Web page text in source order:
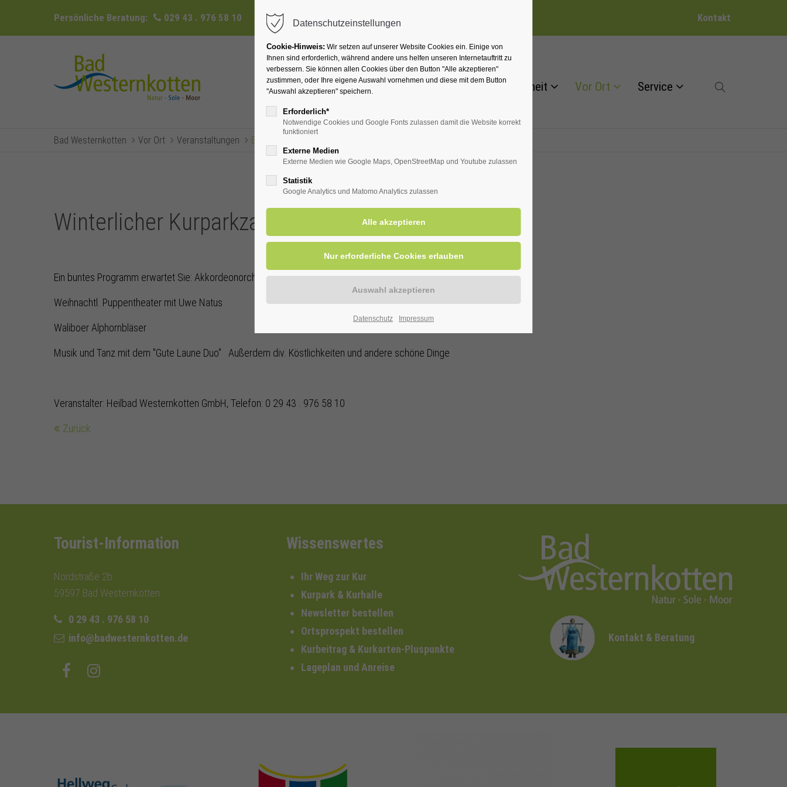
Persönliche Beratung: 029 43 . 976 58 10 info@badwesternkotten.de Kontakt
Ihr Heilbad Übernachten Für Ihre Gesundheit Vor Ort Service
Bad Westernkotten Vor Ort Veranstaltungen Eventsreader (Timeline)
Winterlicher Kurparkzauber
29.12.2024, 11:00–17:00
ORT: KURHALLE UND KURPARK
Ein buntes Programm erwartet Sie: Akkordeonorchester Philakkordia 88
Weihnachtl. Puppentheater mit Uwe Natus
Waliboer Alphornbläser
Musik und Tanz mit dem "Gute Laune Duo" Außerdem div. Köstlichkeiten und andere schöne Dinge
Veranstalter: Heilbad Westernkotten GmbH, Telefon: 0 29 43 . 976 58 10
Zurück
Tourist-Information
Nordstraße 2b
59597 Bad Westernkotten
0 29 43 . 976 58 10
info@badwesternkotten.de
Wissenswertes
Ihr Weg zur Kur
Kurpark & Kurhalle
Newsletter bestellen
Ortsprospekt bestellen
Kurbeitrag & Kurkarten-Pluspunkte
Lageplan und Anreise
Kontakt & Beratung
Datenschutzeinstellungen
Cookie-Hinweis: Wir setzen auf unserer Website Cookies ein. Einige von
Ihnen sind erforderlich, während andere uns helfen unseren Internetauftritt zu
verbessern. Sie können allen Cookies über den Button "Alle akzeptieren"
zustimmen, oder Ihre eigene Auswahl vornehmen und diese mit dem Button
"Auswahl akzeptieren" speichern.
Erforderlich*
Notwendige Cookies und Google Fonts zulassen damit die Website korrekt
funktioniert
Externe Medien
Externe Medien wie Google Maps, OpenStreetMap und Youtube zulassen
Statistik
Google Analytics und Matomo Analytics zulassen
Datenschutz Impressum